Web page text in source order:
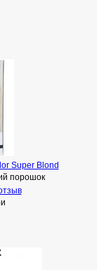
Super Blond
порошок